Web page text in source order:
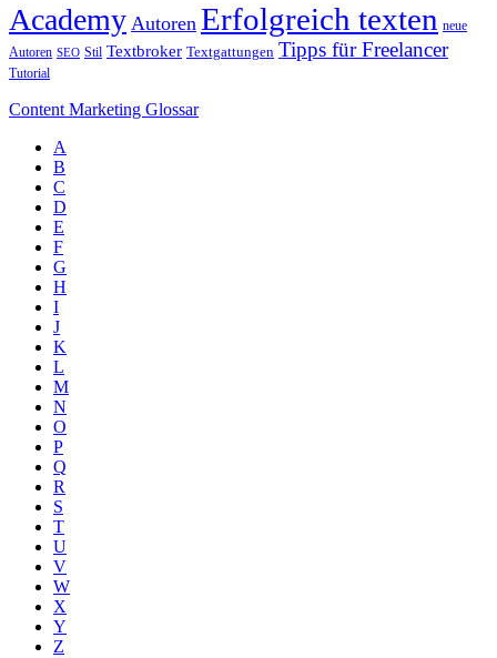
Academy Autoren Erfolgreich texten neue
Autoren SEO Stil Textbroker Textgattungen Tipps für Freelancer
Tutorial
Content Marketing Glossar
A
B
C
D
E
F
G
H
I
J
K
L
M
N
O
P
Q
R
S
T
U
V
W
X
Y
Z